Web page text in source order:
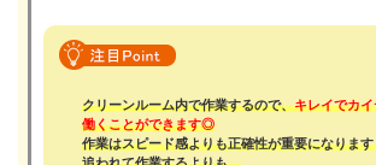
クリーンルーム内で作業するので、キレイでカ
働くことができます◎
作業はスピード感よりも正確性が重要になりま